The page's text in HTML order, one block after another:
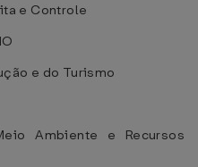
e Controle
e do Turismo
Ambiente e Recursos